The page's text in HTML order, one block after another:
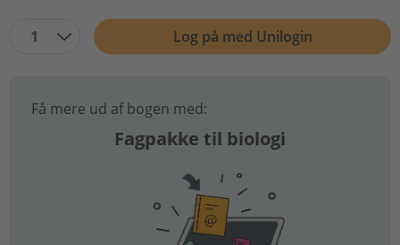
1 Log på med Unilogin
Få mere ud af bogen med:
Fagpakke til biologi